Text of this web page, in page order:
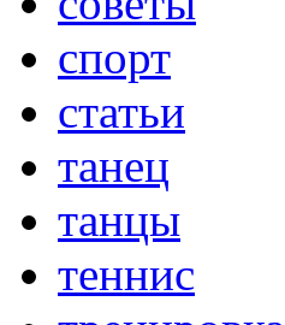
спорт
статьи
танец
танцы
теннис